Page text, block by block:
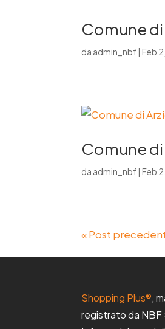
Comune di
da admin_nbf|Feb
Comune di
da admin_nbf|Feb
« Post
Shopping Plus®,
registrato da NBF